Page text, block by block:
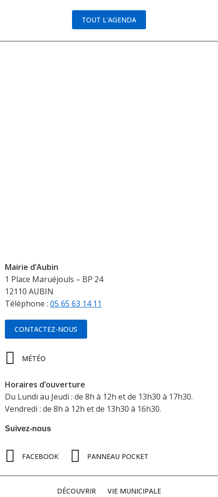
TOUT L'AGENDA
Mairie d’Aubin
1 Place Maruéjouls – BP 24
12110 AUBIN
Téléphone : 05 65 63 14 11
CONTACTEZ-NOUS
MÉTÉO
Horaires d’ouverture
Du Lundi au Jeudi : de 8h à 12h et de 13h30 à 17h30.
Vendredi : de 8h à 12h et de 13h30 à 16h30.
Suivez-nous
FACEBOOK PANNEAU POCKET
DÉCOUVRIR VIE MUNICIPALE